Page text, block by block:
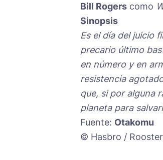
Bill Rogers como
Sinopsis
Es el día del juicio
precario último
en número y en
resistencia
que, si por alguna
planeta para
Fuente: Otakomu
© Hasbro /